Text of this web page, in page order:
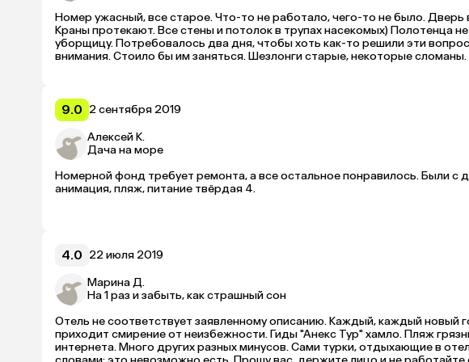
Номер ужасный, все старое. Что-то не работало, чего-то не было. Дверь
Краны протекают. Все стены и потолок в трупах насекомых) Полотенца
уборщицу. Потребовалось два дня, чтобы хоть как-то решили эти
внимания. Стоило бы им заняться. Шезлонги старые, некоторые
9.0 2 сентября 2019
Алексей К.
Дача на море
Номерной фонд требует ремонта, а все остальное понравилось. Были с
анимация, пляж, питание твёрдая 4.
4.0 22 июля 2019
Марина Д.
На 1 раз и забыть, как страшный сон
Отель не соответствует заявленному описанию. Каждый, каждый новый
приходит смирение от неизбежности. Гиды "Анекс Тур" хамло. Пляж
интернета. Много других разных минусов. Сами турки, отдыхающие в